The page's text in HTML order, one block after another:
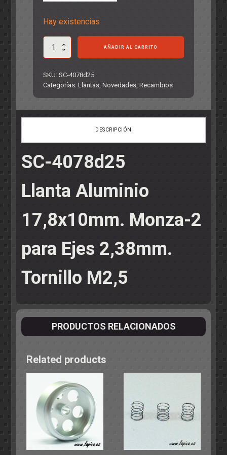
Hay existencias
Llanta
Monza-
2
AÑADIR AL CARRITO
SKU:SC-4078d25
Categorías:Llantas ,Novedades ,Recambios
DESCRIPCIÓN
SC-4078d25
Llanta Aluminio
17,8x10mm. Monza-2
para Ejes 2,38mm.
Tornillo M2,5
PRODUCTOS RELACIONADOS
Related products